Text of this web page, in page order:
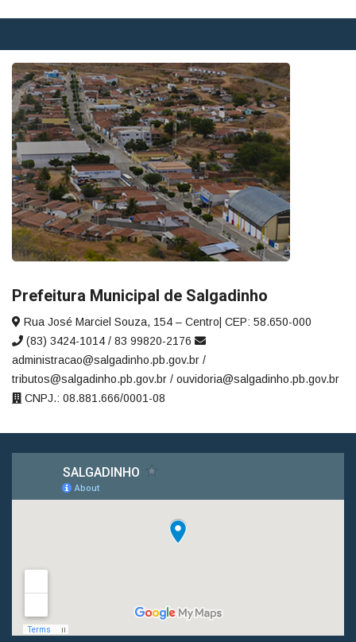
Prefeitura Municipal de Salgadinho
Rua José Marciel Souza, 154 – Centro| CEP: 58.650-000
(83) 3424-1014 / 83 99820-2176
administracao@salgadinho.pb.gov.br /
tributos@salgadinho.pb.gov.br / ouvidoria@salgadinho.pb.gov.br
CNPJ.: 08.881.666/0001-08